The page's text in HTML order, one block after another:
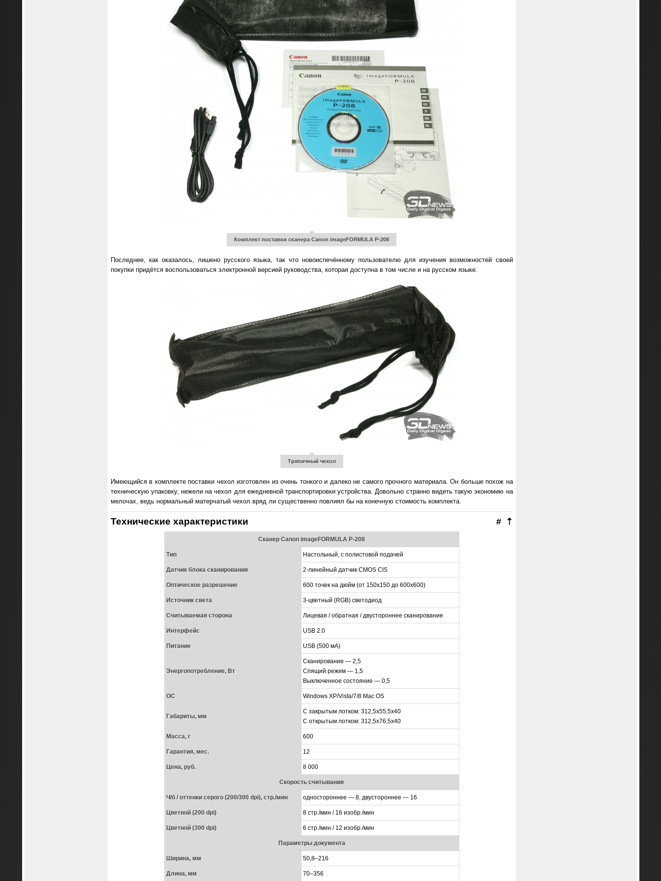
Комплект поставки сканера Canon imageFORMULA P-208
Последнее, как оказалось, лишено русского языка, так что новоиспечённому пользователю для изучения возможностей своей
покупки придётся воспользоваться электронной версией руководства, которая доступна в том числе и на русском языке.
Тряпичный чехол
Имеющийся в комплекте поставки чехол изготовлен из очень тонкого и далеко не самого прочного материала. Он больше похож на
техническую упаковку, нежели на чехол для ежедневной транспортировки устройства. Довольно странно видеть такую экономию на
мелочах, ведь нормальный матерчатый чехол вряд ли существенно повлиял бы на конечную стоимость комплекта.
⇡
#
Технические характеристики
Сканер Canon imageFORMULA P-208
Тип Настольный, с полистовой подачей
Датчик блока сканирования 2-линейный датчик CMOS CIS
Оптическое разрешение 600 точек на дюйм (от 150х150 до 600х600)
Источник света 3-цветный (RGB) светодиод
Считываемая сторона Лицевая / обратная / двустороннее сканирование
Интерфейс USB 2.0
Питание USB (500 мА)
Энергопотребление, Вт
Сканирование — 2,5
Спящий режим — 1,5
Выключенное состояние — 0,5
ОС Windows XP/Vista/7/8 Mac OS
Габариты, мм
С закрытым лотком: 312,5x55,5x40
С открытым лотком: 312,5x76,5x40
Масса, г 600
Гарантия, мес. 12
Цена, руб. 8 000
Скорость считывания
Ч/б / оттенки серого (200/300 dpi), стр./мин одностороннее — 8, двустороннее — 16
Цветной (200 dpi) 8 стр./мин / 16 изобр./мин
Цветной (300 dpi) 6 стр./мин / 12 изобр./мин
Параметры документа
Ширина, мм 50,8–216
Длина, мм 70–356